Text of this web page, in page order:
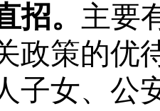
招。 主要
政策的优
子女、公